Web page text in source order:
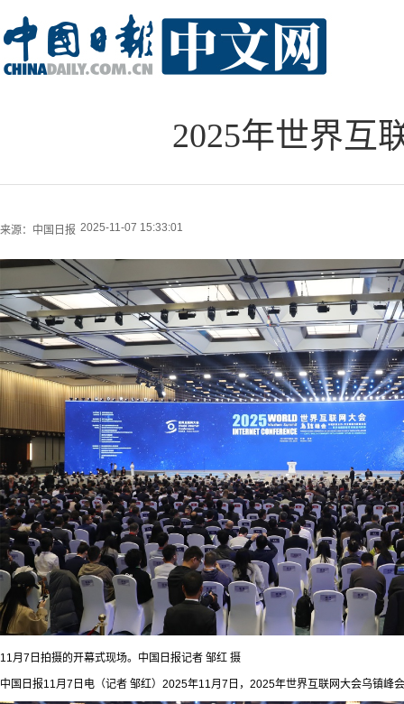
2025年世界互
来源： 中国日报 2025-11-07 15:33:01
11月7日拍摄的开幕式现场。中国日报记者 邹红 摄
中国日报11月7日电（记者 邹红）2025年11月7日，2025年世界互联网大会乌镇峰